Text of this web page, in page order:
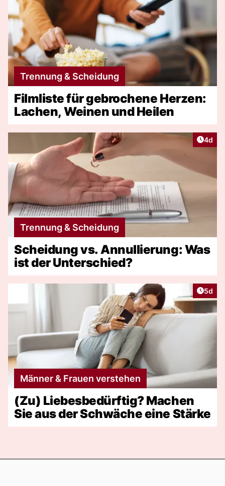
Trennung & Scheidung
Filmliste für gebrochene Herzen:
Lachen, Weinen und Heilen
4d
Trennung & Scheidung
Scheidung vs. Annullierung: Was
ist der Unterschied?
5d
Männer & Frauen verstehen
(Zu) Liebesbedürftig? Machen
Sie aus der Schwäche eine Stärke